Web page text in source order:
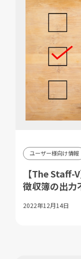
ユーザー様向け情報
【The
徴収簿の出力
2022年12月14日